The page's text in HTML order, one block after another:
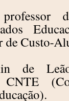
Custo-
de